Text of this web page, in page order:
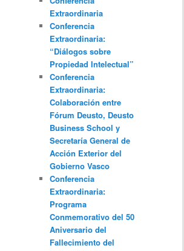
Extraordinaria
Conferencia
Extraordinaria:
“Diálogos sobre
Propiedad Intelectual”
Conferencia
Extraordinaria:
Colaboración entre
Fórum Deusto, Deusto
Business School y
Secretaría General de
Acción Exterior del
Gobierno Vasco
Conferencia
Extraordinaria:
Programa
Conmemorativo del 50
Aniversario del
Fallecimiento del